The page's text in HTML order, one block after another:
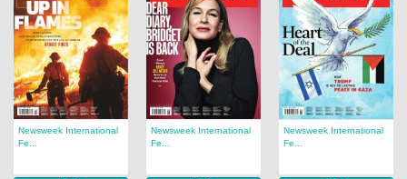
Newsweek International
Fe...
Newsweek International
Fe...
Newsweek International
Fe...